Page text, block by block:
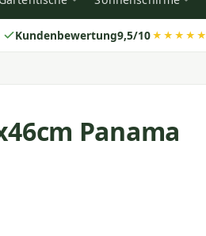
Kundenbewertung9,5/10★★★★★
Panama